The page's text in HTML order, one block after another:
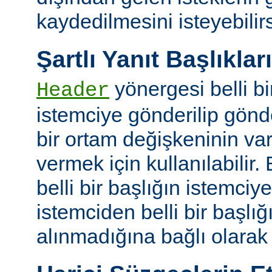
kaydedilmesini
Şartlı Yanıt Başlıkları
Header yönergesi belli bir
istemciye gönderilip
bir ortam değişkeninin
vermek için kullanılabilir.
belli bir başlığın
istemciden belli bir
alınmadığına bağlı